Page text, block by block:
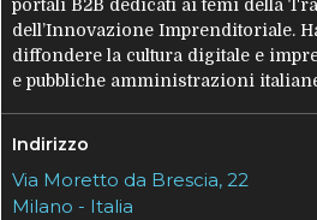
portali B2B dedicati ai temi della
dell’Innovazione Imprenditoriale.
diffondere la cultura digitale e
e pubbliche amministrazioni
Indirizzo
Via Moretto da Brescia, 22
Milano - Italia